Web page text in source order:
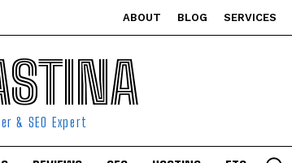
ABOUT BLOG SERVICES
& SEO Expert